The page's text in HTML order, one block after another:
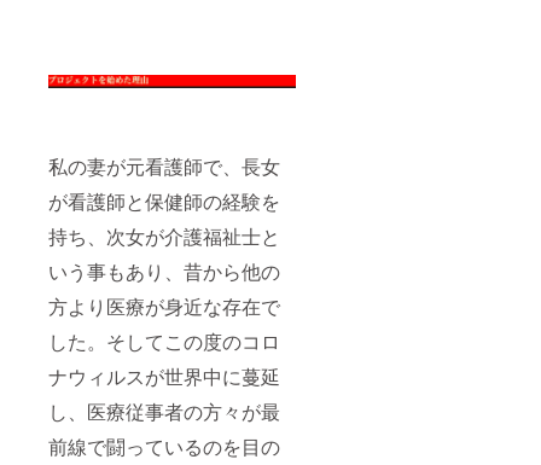
私の妻が元看護師で、長女
が看護師と保健師の経験を
持ち、次女が介護福祉士と
いう事もあり、昔から他の
方より医療が身近な存在で
した。そしてこの度のコロ
ナウィルスが世界中に蔓延
し、医療従事者の方々が最
前線で闘っているのを目の